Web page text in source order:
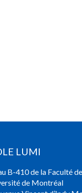
LUMI
B-410 de la Faculté
de Montréal